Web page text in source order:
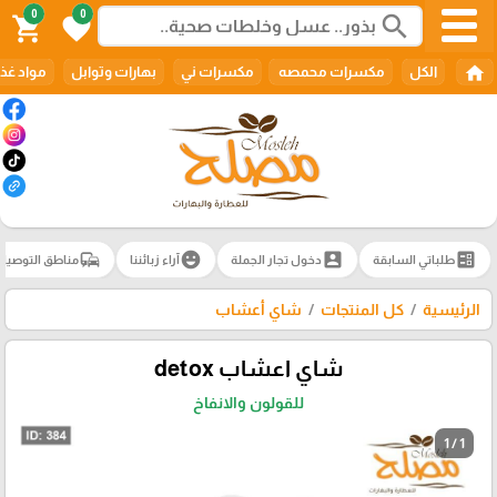
search
0
favorite
0
shopping_cart
home الكل مكسرات محمصه مكسرات ني بهارات وتوابل مواد
ballotطلباتي السابقة account_box دخول تجار الجملة emoji_emotionsآراء زبائننا commuteمناطق
الرئيسية كل المنتجات شاي أعشاب
شاي اعشاب detox
للقولون والانفاخ
1 / 1